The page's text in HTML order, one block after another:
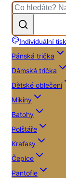
Individuální tisk
Pánská trička
Dámská trička
Dětské oblečení
Mikiny
Batohy
Polštáře
Kraťasy
Čepice
Pantofle